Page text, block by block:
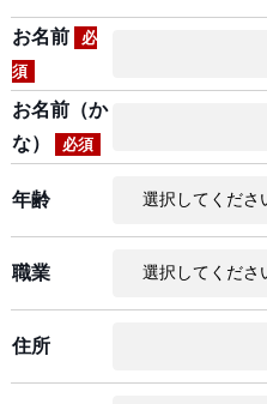
お名前
必
須
お名前（か
な）
必須
年齢
職業
住所